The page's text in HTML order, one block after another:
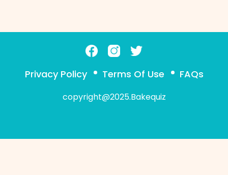
Privacy Policy Terms Of Use FAQs
copyright@2025.Bakequiz